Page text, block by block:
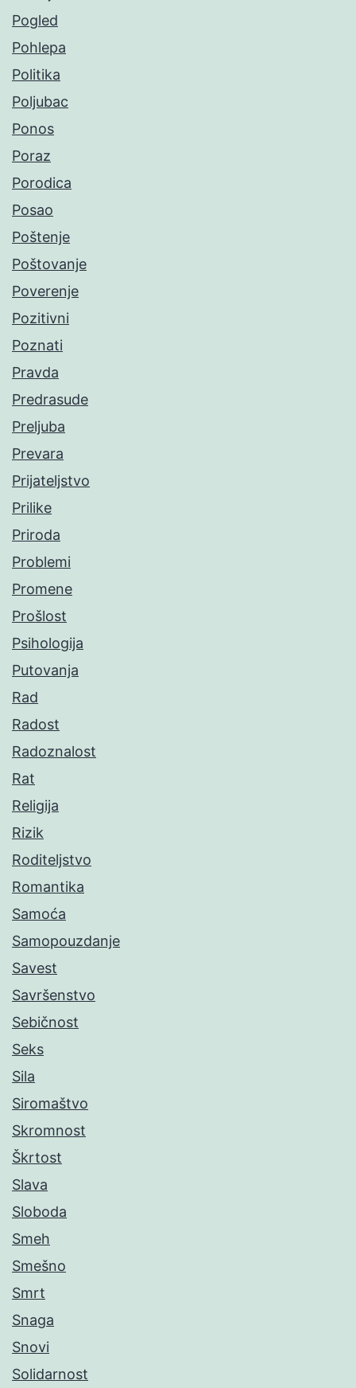
Pogled
Pohlepa
Politika
Poljubac
Ponos
Poraz
Porodica
Posao
Poštenje
Poštovanje
Poverenje
Pozitivni
Poznati
Pravda
Predrasude
Preljuba
Prevara
Prijateljstvo
Prilike
Priroda
Problemi
Promene
Prošlost
Psihologija
Putovanja
Rad
Radost
Radoznalost
Rat
Religija
Rizik
Roditeljstvo
Romantika
Samoća
Samopouzdanje
Savest
Savršenstvo
Sebičnost
Seks
Sila
Siromaštvo
Skromnost
Škrtost
Slava
Sloboda
Smeh
Smešno
Smrt
Snaga
Snovi
Solidarnost